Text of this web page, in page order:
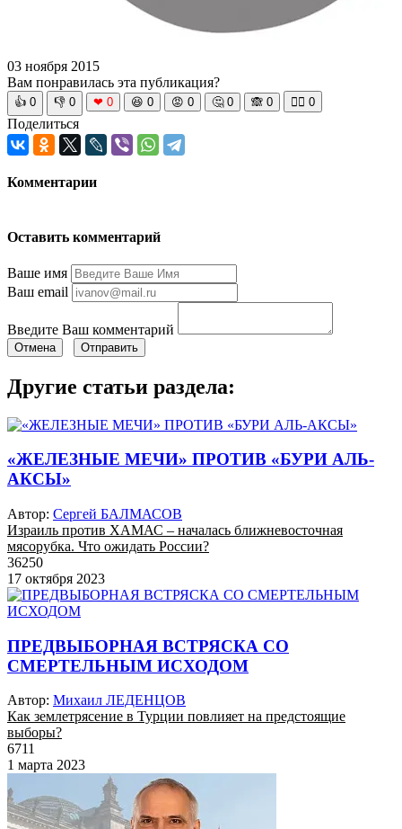
03 ноября 2015
Вам понравилась эта публикация?
👍 0 👎 0 ❤ 0 😆 0 😡 0 🤔 0 🙈 0 🧘‍♀️ 0
Поделиться
Комментарии
Оставить комментарий
Ваше имя
Ваш email
Введите Ваш комментарий
Отмена Отправить
Другие статьи раздела:
«ЖЕЛЕЗНЫЕ МЕЧИ» ПРОТИВ «БУРИ АЛЬ-
АКСЫ»
Автор: Сергей БАЛМАСОВ
Израиль против ХАМАС – началась ближневосточная
мясорубка. Что ожидать России?
36250
17 октября 2023
ПРЕДВЫБОРНАЯ ВСТРЯСКА СО
СМЕРТЕЛЬНЫМ ИСХОДОМ
Автор: Михаил ЛЕДЕНЦОВ
Как землетрясение в Турции повлияет на предстоящие
выборы?
6711
1 марта 2023